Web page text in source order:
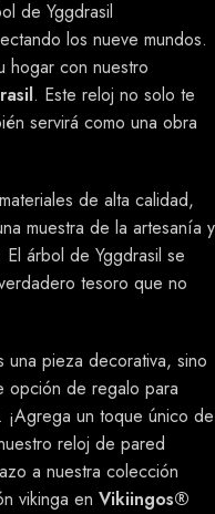
de Yggdrasil
los nueve mundos.
hogar con nuestro
. Este reloj no solo te
servirá como una obra
de alta calidad,
muestra de la artesanía y
árbol de Yggdrasil se
tesoro que no
pieza decorativa, sino
opción de regalo para
¡Agrega un toque único de
reloj de pared
a nuestra colección
vikinga en Vikiingos®